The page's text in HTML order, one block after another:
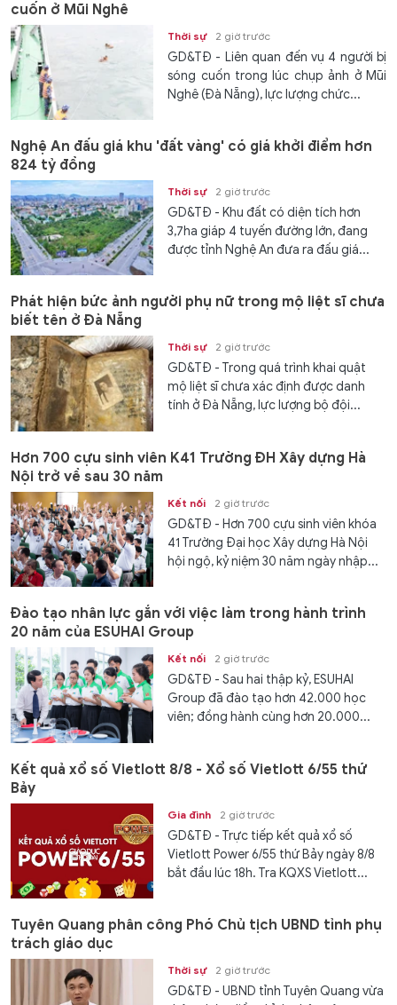
cuốn ở Mũi Nghê
Thời sự 2 giờ trước
GD&TĐ - Liên quan đến vụ 4 người bị
sóng cuốn trong lúc chụp ảnh ở Mũi
Nghê (Đà Nẵng), lực lượng chức...
Nghệ An đấu giá khu 'đất vàng' có giá khởi điểm hơn
824 tỷ đồng
Thời sự 2 giờ trước
GD&TĐ - Khu đất có diện tích hơn
3,7ha giáp 4 tuyến đường lớn, đang
được tỉnh Nghệ An đưa ra đấu giá...
Phát hiện bức ảnh người phụ nữ trong mộ liệt sĩ chưa
biết tên ở Đà Nẵng
Thời sự 2 giờ trước
GD&TĐ - Trong quá trình khai quật
mộ liệt sĩ chưa xác định được danh
tính ở Đà Nẵng, lực lượng bộ đội...
Hơn 700 cựu sinh viên K41 Trường ĐH Xây dựng Hà
Nội trở về sau 30 năm
Kết nối 2 giờ trước
GD&TĐ - Hơn 700 cựu sinh viên khóa
41 Trường Đại học Xây dựng Hà Nội
hội ngộ, kỷ niệm 30 năm ngày nhập...
Đào tạo nhân lực gắn với việc làm trong hành trình
20 năm của ESUHAI Group
Kết nối 2 giờ trước
GD&TĐ - Sau hai thập kỷ, ESUHAI
Group đã đào tạo hơn 42.000 học
viên; đồng hành cùng hơn 20.000...
Kết quả xổ số Vietlott 8/8 - Xổ số Vietlott 6/55 thứ
Bảy
Gia đình 2 giờ trước
GD&TĐ - Trực tiếp kết quả xổ số
Vietlott Power 6/55 thứ Bảy ngày 8/8
bắt đầu lúc 18h. Tra KQXS Vietlott...
Tuyên Quang phân công Phó Chủ tịch UBND tỉnh phụ
trách giáo dục
Thời sự 2 giờ trước
GD&TĐ - UBND tỉnh Tuyên Quang vừa